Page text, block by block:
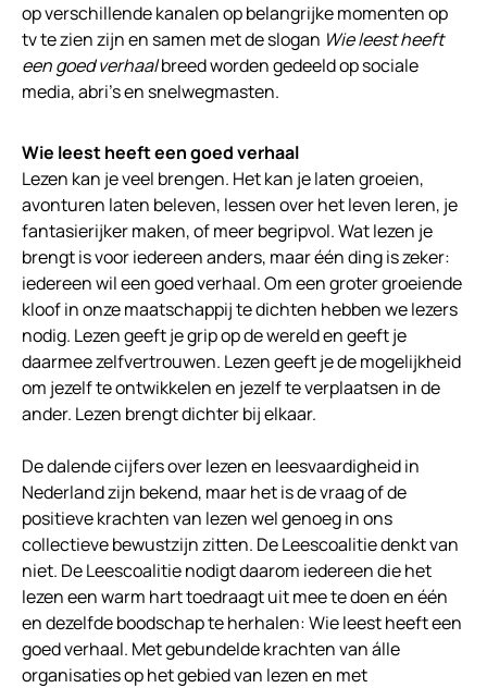
op verschillende kanalen op belangrijke momenten op
tv te zien zijn en samen met de slogan Wie leest heeft
een goed verhaalbreed worden gedeeld op sociale
media, abri’s en snelwegmasten.
Wie leest heeft een goed verhaal
Lezen kan je veel brengen. Het kan je laten groeien,
avonturen laten beleven, lessen over het leven leren, je
fantasierijker maken, of meer begripvol. Wat lezen je
brengt is voor iedereen anders, maar één ding is zeker:
iedereen wil een goed verhaal. Om een groter groeiende
kloof in onze maatschappij te dichten hebben we lezers
nodig. Lezen geeft je grip op de wereld en geeft je
daarmee zelfvertrouwen. Lezen geeft je de mogelijkheid
om jezelf te ontwikkelen en jezelf te verplaatsen in de
ander. Lezen brengt dichter bij elkaar.
De dalende cijfers over lezen en leesvaardigheid in
Nederland zijn bekend, maar het is de vraag of de
positieve krachten van lezen wel genoeg in ons
collectieve bewustzijn zitten. De Leescoalitie denkt van
niet. De Leescoalitie nodigt daarom iedereen die het
lezen een warm hart toedraagt uit mee te doen en één
en dezelfde boodschap te herhalen: Wie leest heeft een
goed verhaal. Met gebundelde krachten van álle
organisaties op het gebied van lezen en met